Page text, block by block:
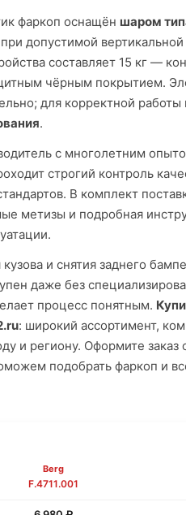
фаркоп оснащён шаром
при допустимой вертикальной
составляет 15 кг —
чёрным покрытием.
для корректной работы
.
с многолетним
строгий контроль
В комплект
метизы и подробная
и снятия заднего
даже без
процесс понятным.
: широкий ассортимент,
и региону. Оформите заказ
подобрать фаркоп и
Berg
F.4711.001